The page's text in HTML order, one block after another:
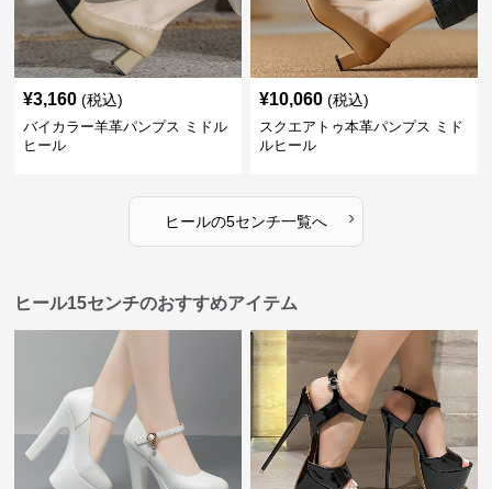
¥3,160 (税込)
バイカラー羊革パンプス ミドル
ヒール
¥10,060 (税込)
スクエアトゥ本革パンプス ミド
ルヒール
ヒールの5センチ一覧へ ›
ヒール15センチのおすすめアイテム